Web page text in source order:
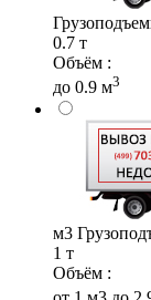
0.7 т
Объём :
до 0.9 м3
м3
1 т
Объём :